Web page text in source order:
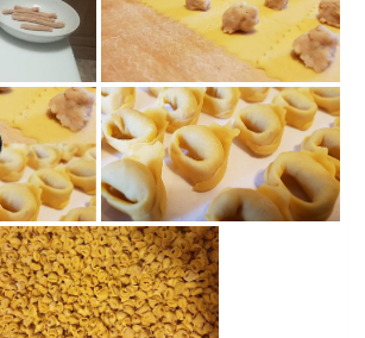
Il nostro ripieno
Tortellini
Scorta di tortellini